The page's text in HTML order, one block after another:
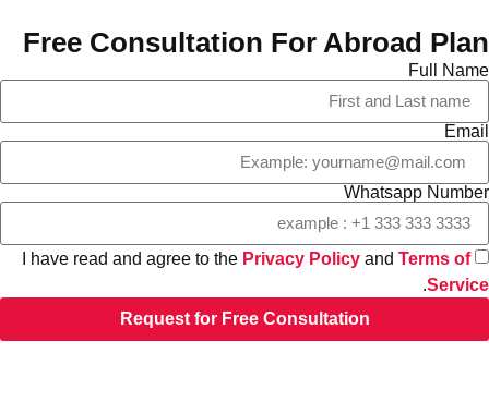
Free Consultation For Abroad
Full
Whatsapp
I have read and agree to thePrivacy PolicyandTerms of
.
Request for Free Consultation